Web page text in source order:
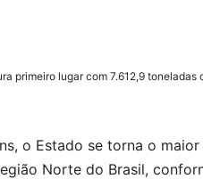
primeiro lugar com 7.612,9 toneladas
o Estado se torna o maior
Norte do Brasil,